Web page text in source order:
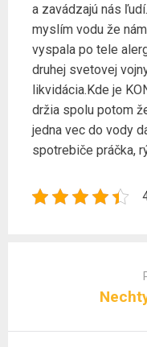
a zavádzajú nás
myslím vodu že
vyspala po tele
druhej svetovej
likvidácia.Kde je
držia spolu potom
jedna vec do vody
spotrebiče práčka,